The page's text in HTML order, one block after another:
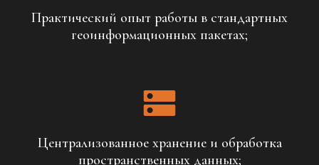
Практический опыт работы в стандартных
геоинформационных пакетах;
Централизованное хранение и обработка
пространственных данных;